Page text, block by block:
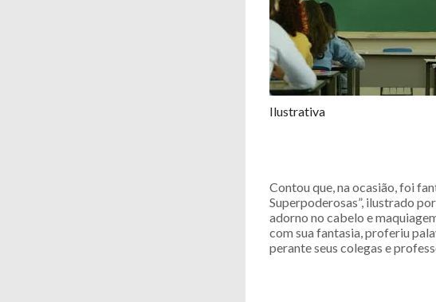
Ilustrativa
Contou que, na ocasião, foi
Superpoderosas”, ilustrado
adorno no cabelo e
com sua fantasia, proferiu
perante seus colegas e